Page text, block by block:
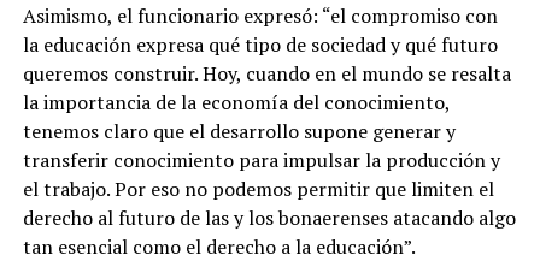
Asimismo, el funcionario expresó: “el compromiso con
la educación expresa qué tipo de sociedad y qué futuro
queremos construir. Hoy, cuando en el mundo se resalta
la importancia de la economía del conocimiento,
tenemos claro que el desarrollo supone generar y
transferir conocimiento para impulsar la producción y
el trabajo. Por eso no podemos permitir que limiten el
derecho al futuro de las y los bonaerenses atacando algo
tan esencial como el derecho a la educación”.